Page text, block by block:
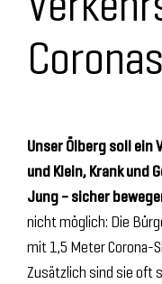
Unser Ölberg soll ein
und Klein, Krank und
Jung – sicher
nicht möglich: Die
mit 1,5 Meter Corona-
Zusätzlich sind sie oft